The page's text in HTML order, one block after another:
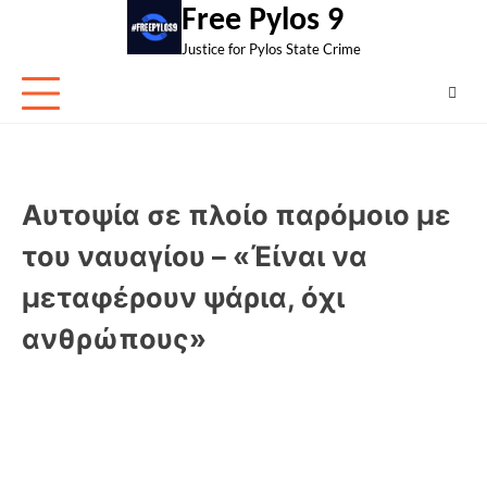
Free Pylos 9
Justice for Pylos State Crime
Αυτοψία σε πλοίο παρόμοιο με
του ναυαγίου – «Έίναι να
μεταφέρουν ψάρια, όχι
ανθρώπους»